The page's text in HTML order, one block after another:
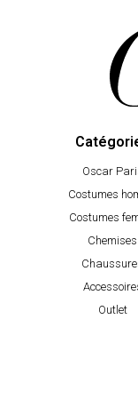
Oscar
Costumes
Costumes
Chemises
Outlet